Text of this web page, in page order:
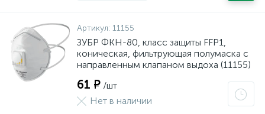
Артикул: 11155
ЗУБР ФКН-80, класс защиты FFP1,
коническая, фильтрующая полумаска с
направленным клапаном выдоха (11155)
61 ₽ /шт
Нет в наличии